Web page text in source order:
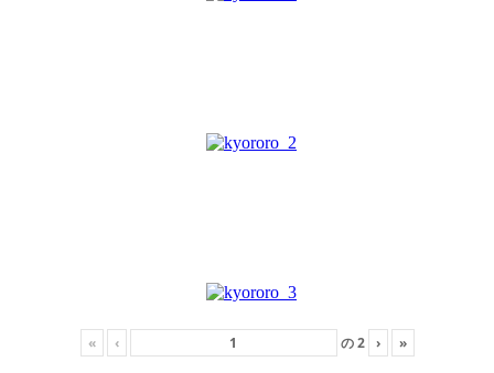
« ‹ の2 › »